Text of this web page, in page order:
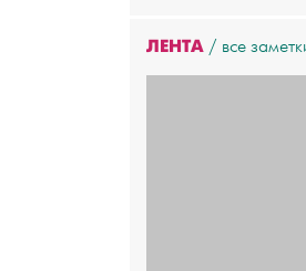
ЛЕНТА все